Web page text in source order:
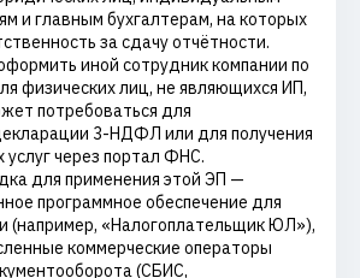
и главным бухгалтерам, на которых
за сдачу отчётности.
иной сотрудник компании по
физических лиц, не являющихся ИП,
потребоваться для
3-НДФЛ или для получения
услуг через портал ФНС.
для применения этой ЭП —
программное обеспечение для
(например, «Налогоплательщик ЮЛ»),
коммерческие операторы
(СБИС,